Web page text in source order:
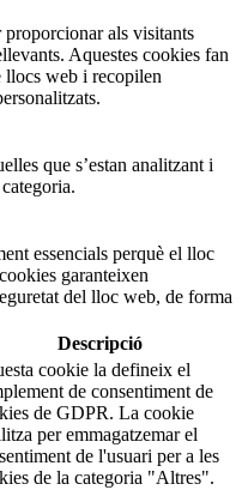
proporcionar als visitants
Aquestes cookies fan
llocs web i recopilen
que s’estan analitzant i
essencials perquè el lloc
garanteixen
del lloc web, de forma
Descripció
cookie la defineix el
de consentiment de
de GDPR. La cookie
per emmagatzemar el
de l'usuari per a les
de la categoria "Altres".